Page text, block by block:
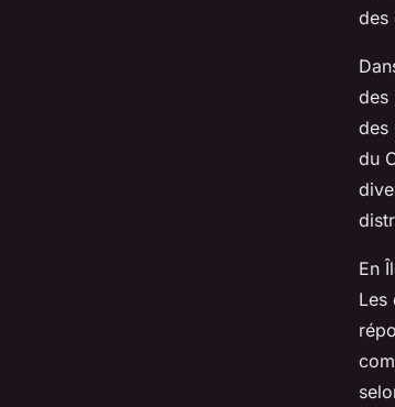
des
des
des
du
En
Les